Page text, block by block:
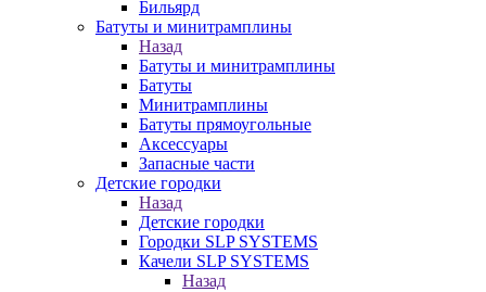
Бильяpд
Батуты и минитрамплины
Назад
Батуты и минитрамплины
Батуты
Минитрамплины
Батуты прямоугольные
Аксессуары
Запасные части
Детские городки
Назад
Детские городки
Городки SLP SYSTEMS
Качели SLP SYSTEMS
Назад